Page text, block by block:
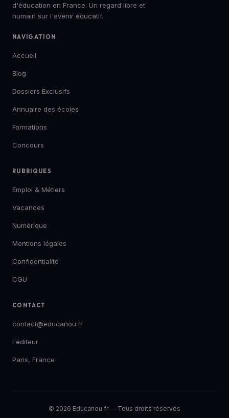
d'éducation en France. Un regard libre et
humain sur l'avenir éducatif.
NAVIGATION
Accueil
Blog
Dossiers Exclusifs
Annuaire des écoles
Formations
Concours
RUBRIQUES
Emploi & Métiers
Vacances
Numérique
Mentions légales
Confidentialité
CGU
CONTACT
contact@educanou.fr
l'éditeur
Paris, France
© 2026 Educanou.fr — Tous droits réservés